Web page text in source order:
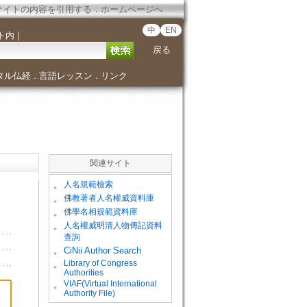
イトの内容を引用する．ホームページへ
内 ｜ 中 EN
戻る
ル仏経． 言語レッスン ． リンク
関連サイト
。 人名規範檢索
。 佛教著者人名權威資料庫
。 佛學名相規範資料庫
。
人名權威明清人物傳記資料
查詢
。
CiNii Author Search
。
Library of Congress
Authorities
。
VIAF(Virtual International
Authority File)